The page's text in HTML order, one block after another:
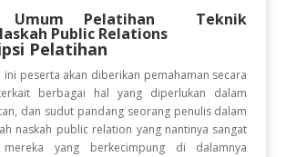
Umum Pelatihan Teknik
Public Relations
Pelatihan
ini peserta akan diberikan pemahaman secara
berbagai hal yang diperlukan dalam
dan sudut pandang seorang penulis dalam
naskah public relation yang nantinya sangat
yang berkecimpung di dalamnya